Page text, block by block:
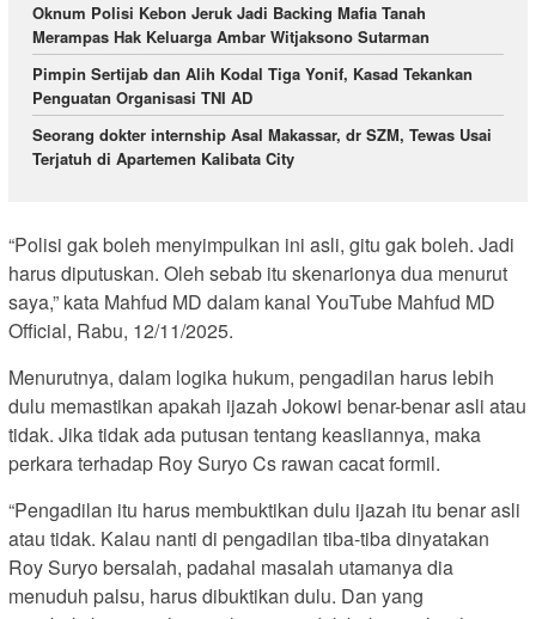
Oknum Polisi Kebon Jeruk Jadi Backing Mafia Tanah
Merampas Hak Keluarga Ambar Witjaksono Sutarman
Pimpin Sertijab dan Alih Kodal Tiga Yonif, Kasad Tekankan
Penguatan Organisasi TNI AD
Seorang dokter internship Asal Makassar, dr SZM, Tewas Usai
Terjatuh di Apartemen Kalibata City
“Polisi gak boleh menyimpulkan ini asli, gitu gak boleh. Jadi
harus diputuskan. Oleh sebab itu skenarionya dua menurut
saya,” kata Mahfud MD dalam kanal YouTube Mahfud MD
Official, Rabu, 12/11/2025.
Menurutnya, dalam logika hukum, pengadilan harus lebih
dulu memastikan apakah ijazah Jokowi benar-benar asli atau
tidak. Jika tidak ada putusan tentang keasliannya, maka
perkara terhadap Roy Suryo Cs rawan cacat formil.
“Pengadilan itu harus membuktikan dulu ijazah itu benar asli
atau tidak. Kalau nanti di pengadilan tiba-tiba dinyatakan
Roy Suryo bersalah, padahal masalah utamanya dia
menuduh palsu, harus dibuktikan dulu. Dan yang